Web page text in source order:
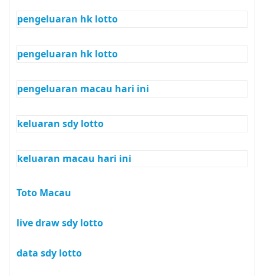
pengeluaran hk lotto
pengeluaran hk lotto
pengeluaran macau hari ini
keluaran sdy lotto
keluaran macau hari ini
Toto Macau
live draw sdy lotto
data sdy lotto